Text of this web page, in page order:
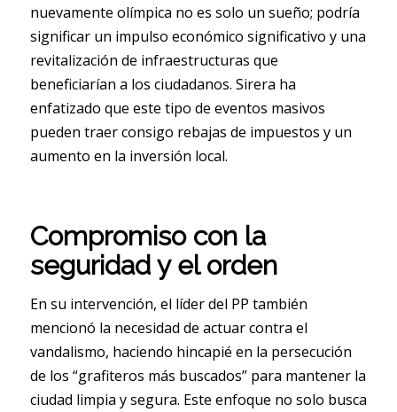
nuevamente olímpica no es solo un sueño; podría
significar un impulso económico significativo y una
revitalización de infraestructuras que
beneficiarían a los ciudadanos. Sirera ha
enfatizado que este tipo de eventos masivos
pueden traer consigo rebajas de impuestos y un
aumento en la inversión local.
Compromiso con la
seguridad y el orden
En su intervención, el líder del PP también
mencionó la necesidad de actuar contra el
vandalismo, haciendo hincapié en la persecución
de los “grafiteros más buscados” para mantener la
ciudad limpia y segura. Este enfoque no solo busca